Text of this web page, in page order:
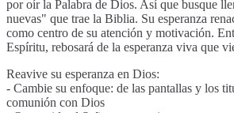
por oír la Palabra de Dios. Así que busque
nuevas" que trae la Biblia. Su esperanza
como centro de su atención y motivación.
Espíritu, rebosará de la esperanza viva que
Reavive su esperanza en Dios:
- Cambie su enfoque: de las pantallas y los
comunión con Dios